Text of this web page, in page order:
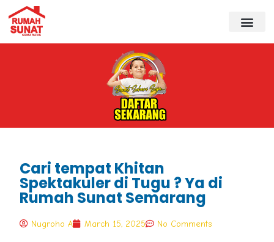
Cari tempat Khitan
Spektakuler di Tugu ? Ya di
Rumah Sunat Semarang
Nugroho A March 15, 2025 No Comments